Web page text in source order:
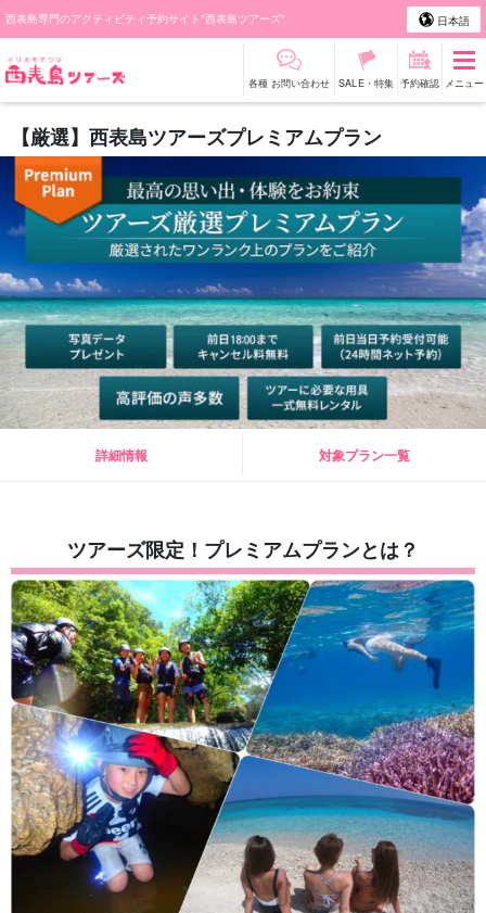
西表島専門のアクティビティ予約サイト"西表島ツアーズ" 日本語
各種 お問い合わせ SALE・特集 予約確認 メニュー
【厳選】西表島ツアーズプレミアムプラン
詳細情報 対象プラン一覧
ツアーズ限定！プレミアムプランとは？